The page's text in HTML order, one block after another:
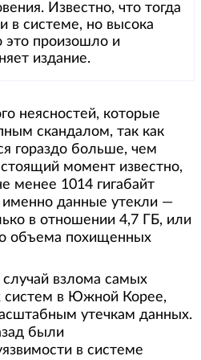
Известно, что тогда
в системе, но высока
это произошло и
издание.
неясностей, которые
скандалом, так как
гораздо больше, чем
момент известно,
менее 1014 гигабайт
данные утекли —
в отношении 4,7 ГБ, или
объема похищенных
взлома самых
систем в Южной Корее,
утечкам данных.
были
в системе